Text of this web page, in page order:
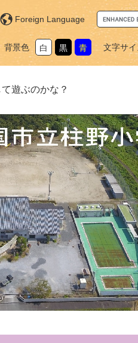
Foreign Language
G
o
o
カ
背景色 白 黒 青 文字サ
遊ぶのかな？